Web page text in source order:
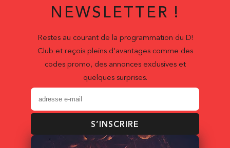
NEWSLETTER !
Restes au courant de la programmation du D!
Club et reçois pleins d’avantages comme des
codes promo, des annonces exclusives et
quelques surprises.
S’INSCRIRE